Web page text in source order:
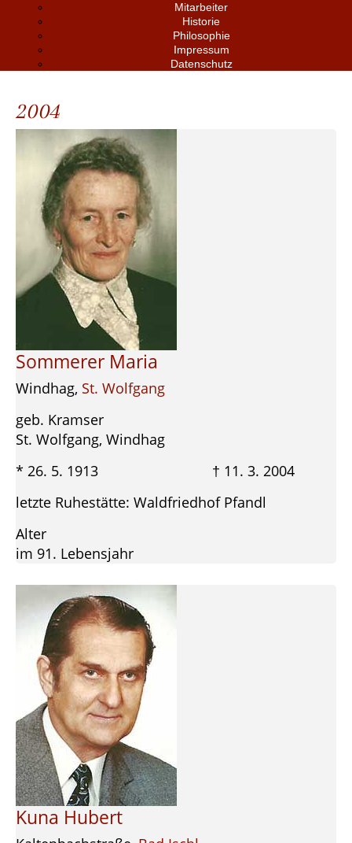
Mitarbeiter
Historie
Philosophie
Impressum
Datenschutz
2004
Sommerer Maria
Windhag, St. Wolfgang
geb. Kramser
St. Wolfgang, Windhag
* 26. 5. 1913 † 11. 3. 2004
letzte Ruhestätte: Waldfriedhof Pfandl
Alter
im 91. Lebensjahr
Kuna Hubert